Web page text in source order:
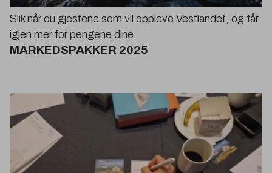
Slik når du gjestene som vil oppleve Vestlandet, og får
igjen mer for pengene dine.
MARKEDSPAKKER 2025